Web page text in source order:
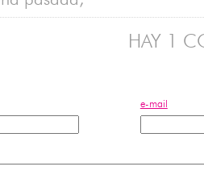
HAY 1
e-mail